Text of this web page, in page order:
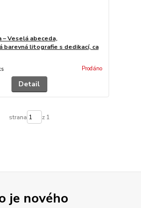
– Veselá abeceda,
barevná litografie s dedikací, ca
Prodáno
Detail
strana z 1
je nového